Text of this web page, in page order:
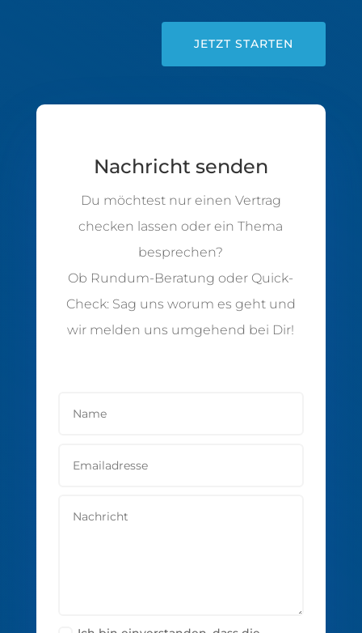
JETZT STARTEN
Nachricht senden
Du möchtest nur einen Vertrag
checken lassen oder ein Thema
besprechen?
Ob Rundum-Beratung oder Quick-
Check: Sag uns worum es geht und
wir melden uns umgehend bei Dir!